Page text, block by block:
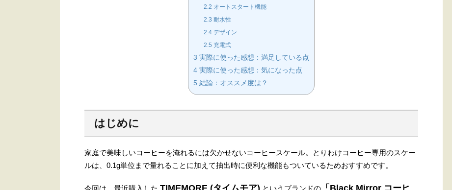
2.2 オートスタート機能
2.3 耐水性
2.4デザイン
2.5 充電式
3 実際に使った感想：満足している点
4 実際に使った感想：気になった点
5 結論：オススメ度は？
はじめに
家庭で美味しいコーヒーを淹れるには欠かせないコーヒースケール。とりわけコーヒー専用のスケー
ルは、0.1g単位まで量れることに加えて抽出時に便利な機能もついているためおすすめです。
今回は、最近購入した というブランドの